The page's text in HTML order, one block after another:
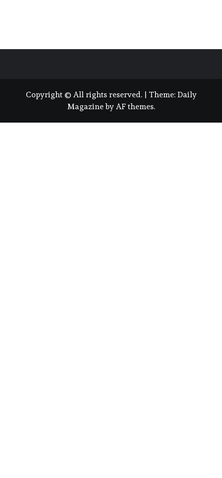
Copyright © All rights reserved. | Theme: Daily
Magazineby AF themes.